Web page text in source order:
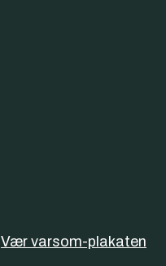
Vær varsom-plakaten